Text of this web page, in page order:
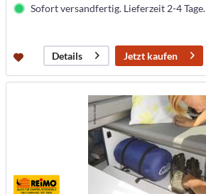
Sofort versandfertig. Lieferzeit 2-4 Tage.
Details Jetzt kaufen